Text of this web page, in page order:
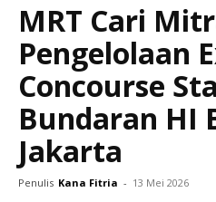
MRT Cari
Pengelolaan
Concourse
Bundaran HI
Jakarta
Penulis Kana Fitria - 13 Mei 2026